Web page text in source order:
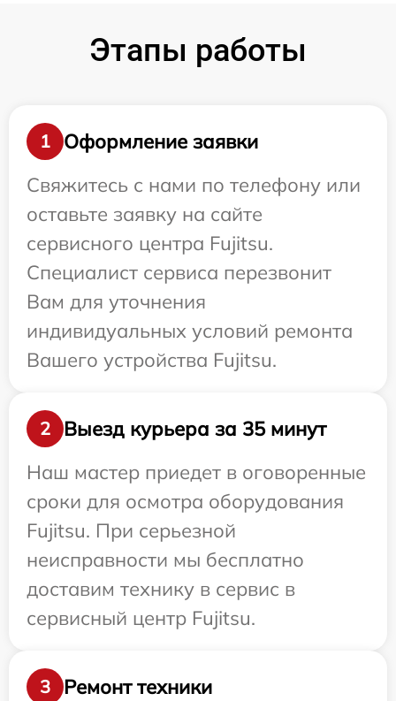
Этапы работы
1
Оформление заявки
Свяжитесь с нами по телефону или
оставьте заявку на сайте
сервисного центра Fujitsu.
Специалист сервиса перезвонит
Вам для уточнения
индивидуальных условий ремонта
Вашего устройства Fujitsu.
2
Выезд курьера за 35 минут
Наш мастер приедет в оговоренные
сроки для осмотра оборудования
Fujitsu. При серьезной
неисправности мы бесплатно
доставим технику в сервис в
сервисный центр Fujitsu.
3 Ремонт техники